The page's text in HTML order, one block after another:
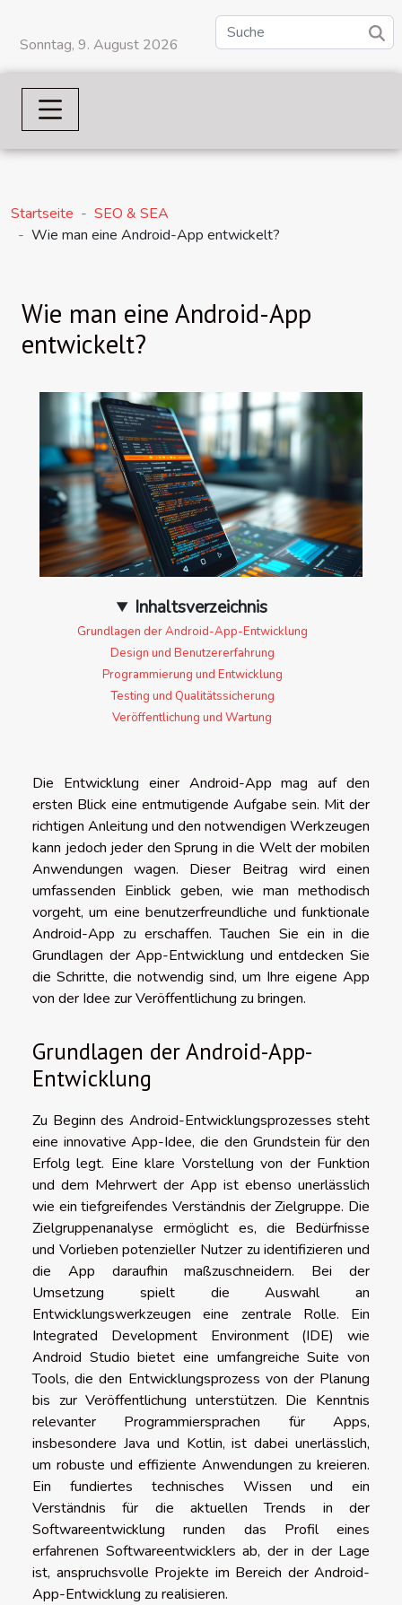
Sonntag, 9. August 2026
Startseite
SEO & SEA
Wie man eine Android-App entwickelt?
Wie man eine Android-App
entwickelt?
Inhaltsverzeichnis
Grundlagen der Android-App-Entwicklung
Design und Benutzererfahrung
Programmierung und Entwicklung
Testing und Qualitätssicherung
Veröffentlichung und Wartung
Die Entwicklung einer Android-App mag auf den
ersten Blick eine entmutigende Aufgabe sein. Mit der
richtigen Anleitung und den notwendigen Werkzeugen
kann jedoch jeder den Sprung in die Welt der mobilen
Anwendungen wagen. Dieser Beitrag wird einen
umfassenden Einblick geben, wie man methodisch
vorgeht, um eine benutzerfreundliche und funktionale
Android-App zu erschaffen. Tauchen Sie ein in die
Grundlagen der App-Entwicklung und entdecken Sie
die Schritte, die notwendig sind, um Ihre eigene App
von der Idee zur Veröffentlichung zu bringen.
Grundlagen der Android-App-
Entwicklung
Zu Beginn des Android-Entwicklungsprozesses steht
eine innovative App-Idee, die den Grundstein für den
Erfolg legt. Eine klare Vorstellung von der Funktion
und dem Mehrwert der App ist ebenso unerlässlich
wie ein tiefgreifendes Verständnis der Zielgruppe. Die
Zielgruppenanalyse ermöglicht es, die Bedürfnisse
und Vorlieben potenzieller Nutzer zu identifizieren und
die App daraufhin maßzuschneidern. Bei der
Umsetzung spielt die Auswahl an
Entwicklungswerkzeugen eine zentrale Rolle. Ein
Integrated Development Environment (IDE) wie
Android Studio bietet eine umfangreiche Suite von
Tools, die den Entwicklungsprozess von der Planung
bis zur Veröffentlichung unterstützen. Die Kenntnis
relevanter Programmiersprachen für Apps,
insbesondere Java und Kotlin, ist dabei unerlässlich,
um robuste und effiziente Anwendungen zu kreieren.
Ein fundiertes technisches Wissen und ein
Verständnis für die aktuellen Trends in der
Softwareentwicklung runden das Profil eines
erfahrenen Softwareentwicklers ab, der in der Lage
ist, anspruchsvolle Projekte im Bereich der Android-
App-Entwicklung zu realisieren.